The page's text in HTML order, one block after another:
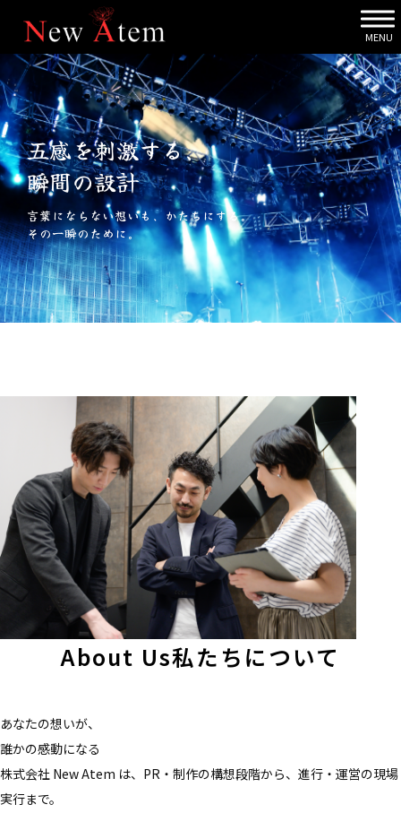
MENU
五感を刺激する、
瞬間の設計
言葉にならない想いも、かたちにする。
その一瞬のために。
About Us私たちについて
あなたの想いが、
誰かの感動になる
株式会社 New Atem は、PR・制作の構想段階から、進行・運営の現場
実行まで。